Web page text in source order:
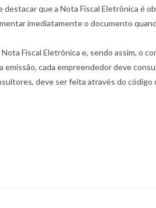
que a Nota Fiscal Eletrônica é
imediatamente o documento
Fiscal Eletrônica e, sendo assim, o
cada empreendedor deve
deve ser feita através do código